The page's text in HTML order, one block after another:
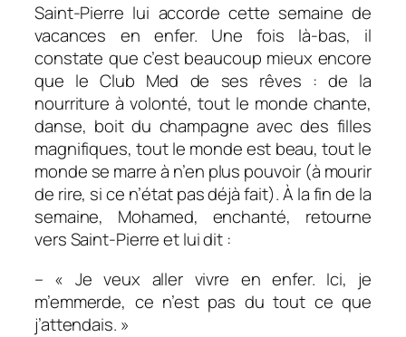
Saint-Pierre lui accorde cette semaine de
vacances en enfer. Une fois là-bas, il
constate que c’est beaucoup mieux encore
que le Club Med de ses rêves : de la
nourriture à volonté, tout le monde chante,
danse, boit du champagne avec des filles
magnifiques, tout le monde est beau, tout le
monde se marre à n’en plus pouvoir (à mourir
de rire, si ce n’état pas déjà fait). À la fin de la
semaine, Mohamed, enchanté, retourne
vers Saint-Pierre et lui dit :
– « Je veux aller vivre en enfer. Ici, je
m’emmerde, ce n’est pas du tout ce que
j’attendais. »